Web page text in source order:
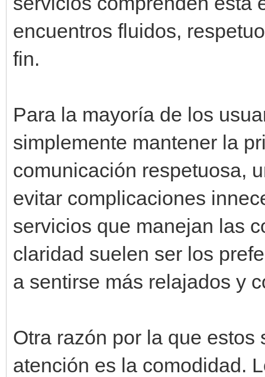
encuentros fluidos,
fin.
Para la mayoría de los
simplemente mantener la
comunicación respetuosa,
evitar complicaciones
servicios que manejan las
claridad suelen ser los
a sentirse más relajados y
Otra razón por la que
atención es la comodidad.